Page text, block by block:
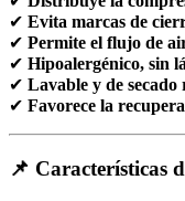
✔ Evita marcas de
✔ Permite el flujo de
✔ Hipoalergénico, sin
✔ Lavable y de
✔ Favorece la
📌 Características